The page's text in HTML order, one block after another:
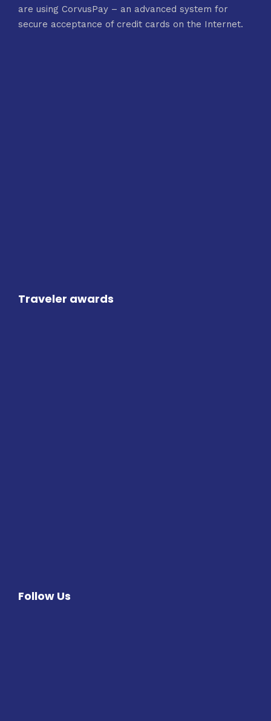
are using CorvusPay – an advanced system for
secure acceptance of credit cards on the Internet.
Traveler awards
Follow Us